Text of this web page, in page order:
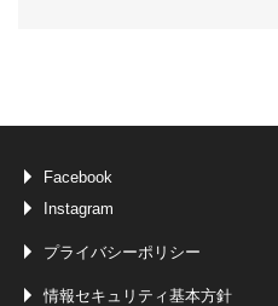
Facebook
Instagram
プライバシーポリシー
情報セキュリティ基本方針